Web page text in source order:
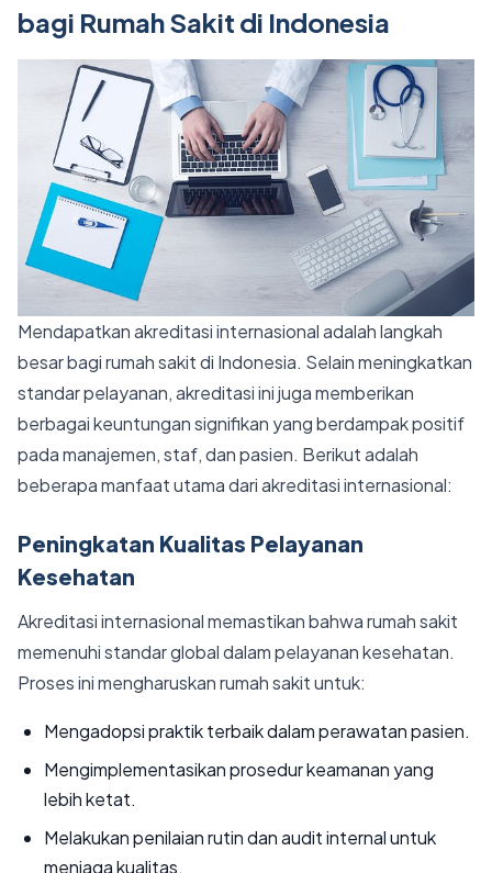
bagi Rumah Sakit di Indonesia
Mendapatkan akreditasi internasional adalah langkah
besar bagi rumah sakit di Indonesia. Selain meningkatkan
standar pelayanan, akreditasi ini juga memberikan
berbagai keuntungan signifikan yang berdampak positif
pada manajemen, staf, dan pasien. Berikut adalah
beberapa manfaat utama dari akreditasi internasional:
Peningkatan Kualitas Pelayanan
Kesehatan
Akreditasi internasional memastikan bahwa rumah sakit
memenuhi standar global dalam pelayanan kesehatan.
Proses ini mengharuskan rumah sakit untuk:
Mengadopsi praktik terbaik dalam perawatan pasien.
Mengimplementasikan prosedur keamanan yang
lebih ketat.
Melakukan penilaian rutin dan audit internal untuk
menjaga kualitas.